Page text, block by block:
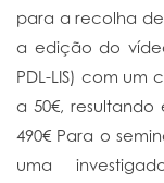
para a recolha
a edição do
PDL-LIS) com um
a 50€, resultando
490€ Para o
uma